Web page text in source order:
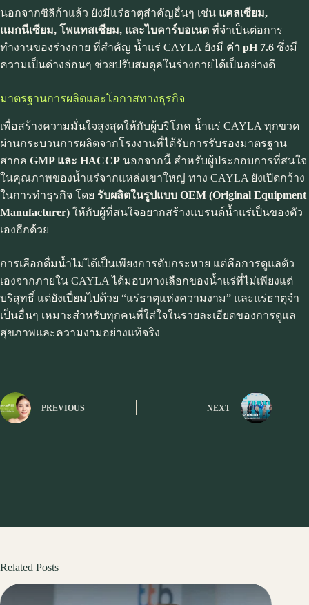
นอกจากซิลิก้าแล้ว ยังมีแร่ธาตุสำคัญอื่นๆ เช่น แคลเซียม,
แมกนีเซียม, โพแทสเซียม, และไบคาร์บอเนต ที่จำเป็นต่อการ
ทำงานของร่างกาย ที่สำคัญ น้ำแร่ CAYLA ยังมี ค่า pH 7.6 ซึ่งมี
ความเป็นด่างอ่อนๆ ช่วยปรับสมดุลในร่างกายได้เป็นอย่างดี
มาตรฐานการผลิตและโอกาสทางธุรกิจ
เพื่อสร้างความมั่นใจสูงสุดให้กับผู้บริโภค น้ำแร่ CAYLA ทุกขวด
ผ่านกระบวนการผลิตจากโรงงานที่ได้รับการรับรองมาตรฐาน
สากล GMP และ HACCP นอกจากนี้ สำหรับผู้ประกอบการที่สนใจ
ในคุณภาพของน้ำแร่จากแหล่งเขาใหญ่ ทาง CAYLA ยังเปิดกว้าง
ในการทำธุรกิจ โดย รับผลิตในรูปแบบ OEM (Original Equipment
Manufacturer) ให้กับผู้ที่สนใจอยากสร้างแบรนด์น้ำแร่เป็นของตัว
เองอีกด้วย
การเลือกดื่มน้ำไม่ได้เป็นเพียงการดับกระหาย แต่คือการดูแลตัว
เองจากภายใน CAYLA ได้มอบทางเลือกของน้ำแร่ที่ไม่เพียงแต่
บริสุทธิ์ แต่ยังเปี่ยมไปด้วย “แร่ธาตุแห่งความงาม” และแร่ธาตุจำ
เป็นอื่นๆ เหมาะสำหรับทุกคนที่ใส่ใจในรายละเอียดของการดูแล
สุขภาพและความงามอย่างแท้จริง
PREVIOUS NEXT
Related Posts